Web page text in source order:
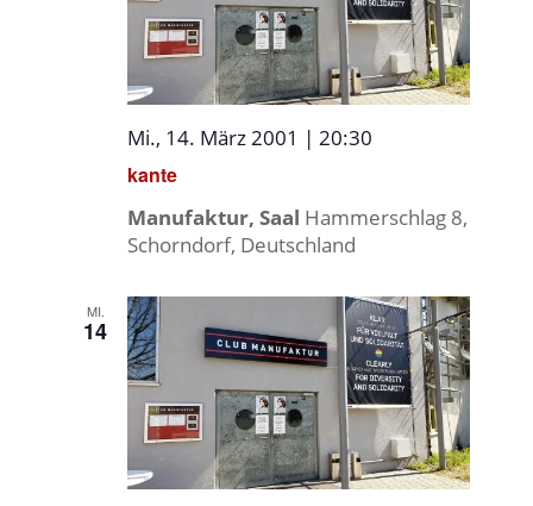
kante
Mi., 14. März 2001 | 20:30
Manufaktur, Saal Hammerschlag 8,
Schorndorf, Deutschland
MI.
14